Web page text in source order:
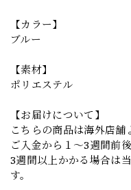
【カラー】
ブルー
【素材】
ポリエステル
【お届けについて】
こちらの商品は海外店舗
ご入金から１～3週間前
3週間以上かかる場合は
す。